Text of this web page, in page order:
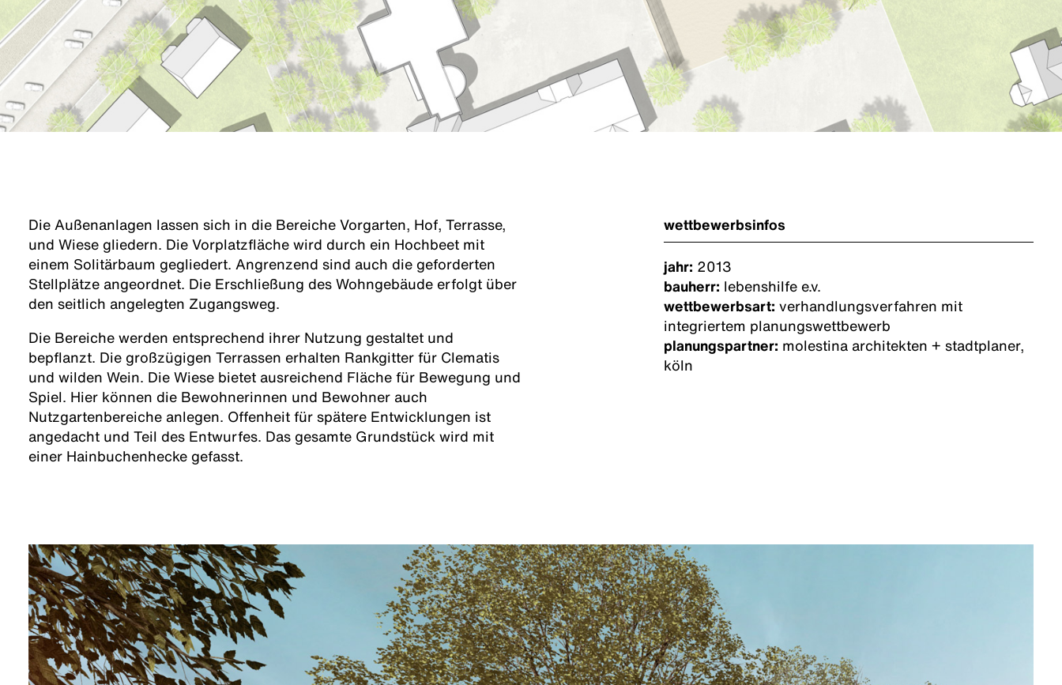
Die Außenanlagen lassen sich in die Bereiche Vorgarten, Hof, Terrasse,
und Wiese gliedern. Die Vorplatzfläche wird durch ein Hochbeet mit
einem Solitärbaum gegliedert. Angrenzend sind auch die geforderten
Stellplätze angeordnet. Die Erschließung des Wohngebäude erfolgt über
den seitlich angelegten Zugangsweg.
Die Bereiche werden entsprechend ihrer Nutzung gestaltet und
bepflanzt. Die großzügigen Terrassen erhalten Rankgitter für Clematis
und wilden Wein. Die Wiese bietet ausreichend Fläche für Bewegung und
Spiel. Hier können die Bewohnerinnen und Bewohner auch
Nutzgartenbereiche anlegen. Offenheit für spätere Entwicklungen ist
angedacht und Teil des Entwurfes. Das gesamte Grundstück wird mit
einer Hainbuchenhecke gefasst.
wettbewerbsinfos
jahr: 2013
bauherr: lebenshilfe e.v.
wettbewerbsart: verhandlungsverfahren mit
integriertem planungswettbewerb
planungspartner: molestina architekten + stadtplaner,
köln